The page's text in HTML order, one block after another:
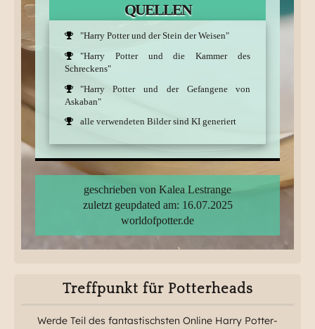
QUELLEN
"Harry Potter und der Stein der Weisen"
"Harry Potter und die Kammer des
Schreckens"
"Harry Potter und der Gefangene von
Askaban"
alle verwendeten Bilder sind KI generiert
geschrieben von Kalea Lestrange
zuletzt geupdated am: 16.07.2025
worldofpotter.de
Treffpunkt für Potterheads
Werde Teil des fantastischsten Online Harry Potter-